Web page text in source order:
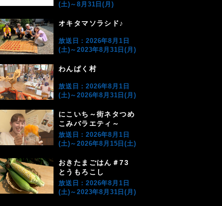
(土)～8月31日(月)
オキタマソラシド♪
放送日：2026年8月1日
(土)～2023年8月31日(月)
わんぱく村
放送日：2026年8月1日
(土)～2026年8月31日(月)
にこいち～街ネタつめ
こみバラエティ～
放送日：2026年8月1日
(土)～2026年8月15日(土)
おきたまごはん＃73
とうもろこし
放送日：2026年8月1日
(土)～2023年8月31日(月)